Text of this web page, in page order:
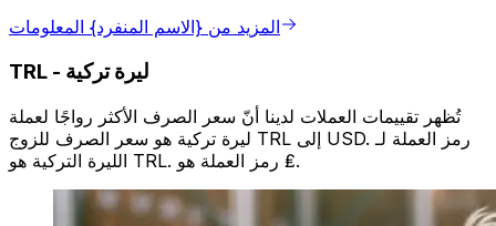
المزيد من {الاسم المنفرد} المعلومات
TRL - ليرة تركية
تُظهر تقييمات العملات لدينا أنّ سعر الصرف الأكثر رواجًا لعملة
ليرة تركية هو سعر الصرف للزوج TRL إلى USD. رمز العملة لـ
الليرة التركية هو TRL. رمز العملة هو ₤.